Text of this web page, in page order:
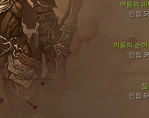
어둠의 파
민첩
어둠의 손아
민첩
민첩